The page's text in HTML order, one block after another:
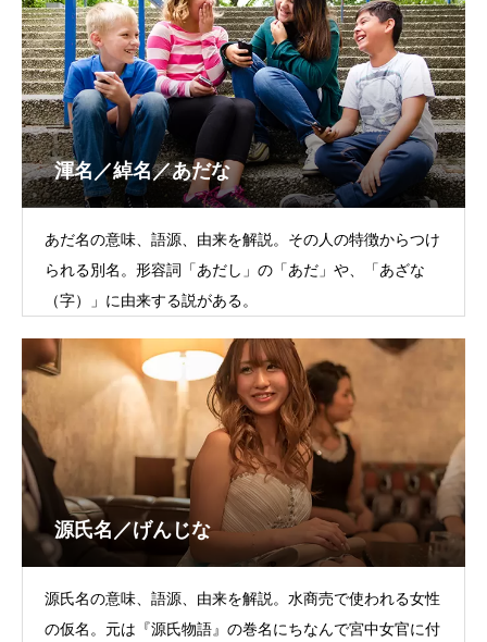
渾名／綽名／あだな
あだ名の意味、語源、由来を解説。その人の特徴からつけ
られる別名。形容詞「あだし」の「あだ」や、「あざな
（字）」に由来する説がある。
源氏名／げんじな
源氏名の意味、語源、由来を解説。水商売で使われる女性
の仮名。元は『源氏物語』の巻名にちなんで宮中女官に付